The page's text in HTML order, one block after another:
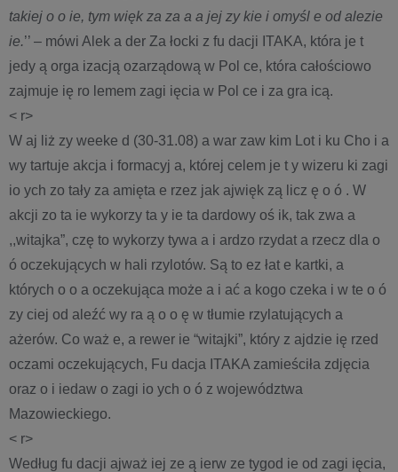
takiej o o ie, tym więk za za a a jej zy kie i omyśl e od alezie
ie.’’ – mówi Alek a der Za łocki z fu dacji ITAKA, która je t
jedy ą orga izacją ozarządową w Pol ce, która całościowo
zajmuje ię ro lemem zagi ięcia w Pol ce i za gra icą.
< r>
W aj liż zy weeke d (30-31.08) a war zaw kim Lot i ku Cho i a
wy tartuje akcja i formacyj a, której celem je t y wizeru ki zagi
io ych zo tały za amięta e rzez jak ajwięk zą licz ę o ó . W
akcji zo ta ie wykorzy ta y ie ta dardowy oś ik, tak zwa a
,,witajka”, czę to wykorzy tywa a i ardzo rzydat a rzecz dla o
ó oczekujących w hali rzylotów. Są to ez łat e kartki, a
których o o a oczekująca może a i ać a kogo czeka i w te o ó
zy ciej od aleźć wy ra ą o o ę w tłumie rzylatujących a
ażerów. Co waż e, a rewer ie “witajki”, który z ajdzie ię rzed
oczami oczekujących, Fu dacja ITAKA zamieściła zdjęcia
oraz o i iedaw o zagi io ych o ó z województwa
Mazowieckiego.
< r>
Według fu dacji ajważ iej ze ą ierw ze tygod ie od zagi ięcia,